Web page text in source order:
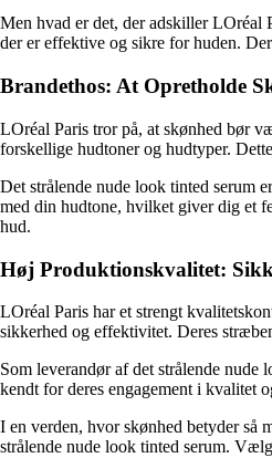
Men hvad er det, der adskiller LOréal
der er effektive og sikre for huden.
Brandethos: At Opretholde
LOréal Paris tror på, at skønhed bør
forskellige hudtoner og hudtyper.
Det strålende nude look tinted serum
med din hudtone, hvilket giver dig et
hud.
Høj Produktionskvalitet:
LOréal Paris har et strengt
sikkerhed og effektivitet. Deres
Som leverandør af det strålende
kendt for deres engagement i kvalitet
I en verden, hvor skønhed betyder så
strålende nude look tinted serum.